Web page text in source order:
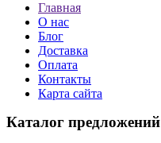
Главная
О нас
Блог
Доставка
Оплата
Контакты
Карта сайта
Каталог предложений